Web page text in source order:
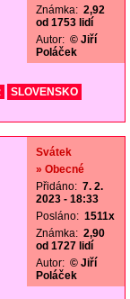
Známka: 2,92
od 1753 lidí
Autor: © Jiří
Poláček
SLOVENSKO
Svátek
» Obecné
Přidáno: 7. 2.
2023 - 18:33
Posláno: 1511x
Známka: 2,90
od 1727 lidí
Autor: © Jiří
Poláček